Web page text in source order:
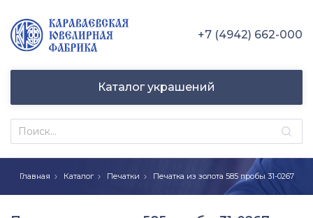
+7 (4942) 662-000
Каталог украшений
Главная Каталог Печатки Печатка из золота 585 пробы 31-0267